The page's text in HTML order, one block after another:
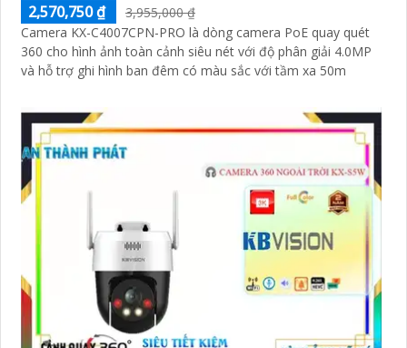
2,570,750 ₫
3,955,000 ₫
Camera KX-C4007CPN-PRO là dòng camera PoE quay quét
360 cho hình ảnh toàn cảnh siêu nét với độ phân giải 4.0MP
và hỗ trợ ghi hình ban đêm có màu sắc với tầm xa 50m